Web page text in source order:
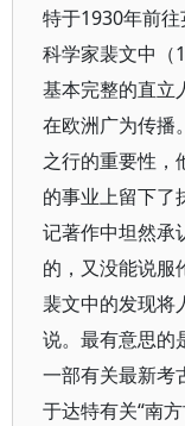
特于1930年前
科学家裴文中
基本完整的直
在欧洲广为传播
之行的重要性，
的事业上留下了
记著作中坦然承
的，又没能说服
裴文中的发现将
说。最有意思的
一部有关最新考
于达特有关“南